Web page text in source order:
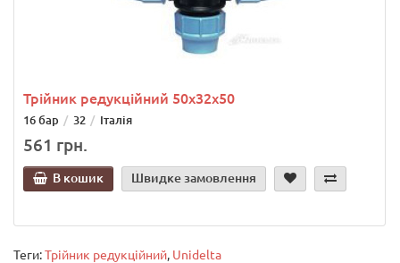
Трійник редукційний 50х32х50
16 бар 32 Італія
561 грн.
В кошик Швидке замовлення
Теги:Трійник редукційний, Unidelta